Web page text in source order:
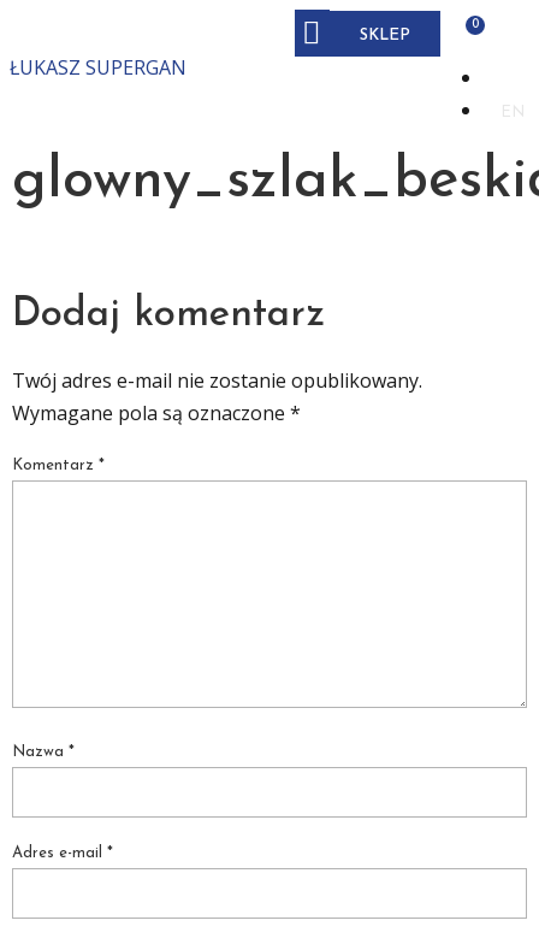
ŁUKASZ SUPERGAN
SKLEP
EN
Dodaj komentarz
Twój adres e-mail nie zostanie opublikowany.
Wymagane pola są oznaczone *
Komentarz *
Nazwa *
Adres e-mail *